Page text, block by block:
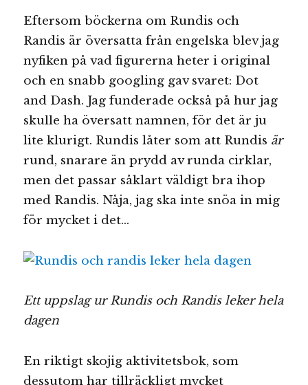
Eftersom böckerna om Rundis och
Randis är översatta från engelska blev jag
nyfiken på vad figurerna heter i original
och en snabb googling gav svaret: Dot
and Dash. Jag funderade också på hur jag
skulle ha översatt namnen, för det är ju
lite klurigt. Rundis låter som att Rundis är
rund, snarare än prydd av runda cirklar,
men det passar såklart väldigt bra ihop
med Randis. Nåja, jag ska inte snöa in mig
för mycket i det…
Ett uppslag ur Rundis och Randis leker hela
dagen
En riktigt skojig aktivitetsbok, som
dessutom har tillräckligt mycket